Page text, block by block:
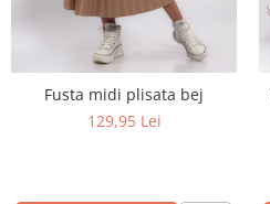
Fusta midi plisata bej
129,95 Lei